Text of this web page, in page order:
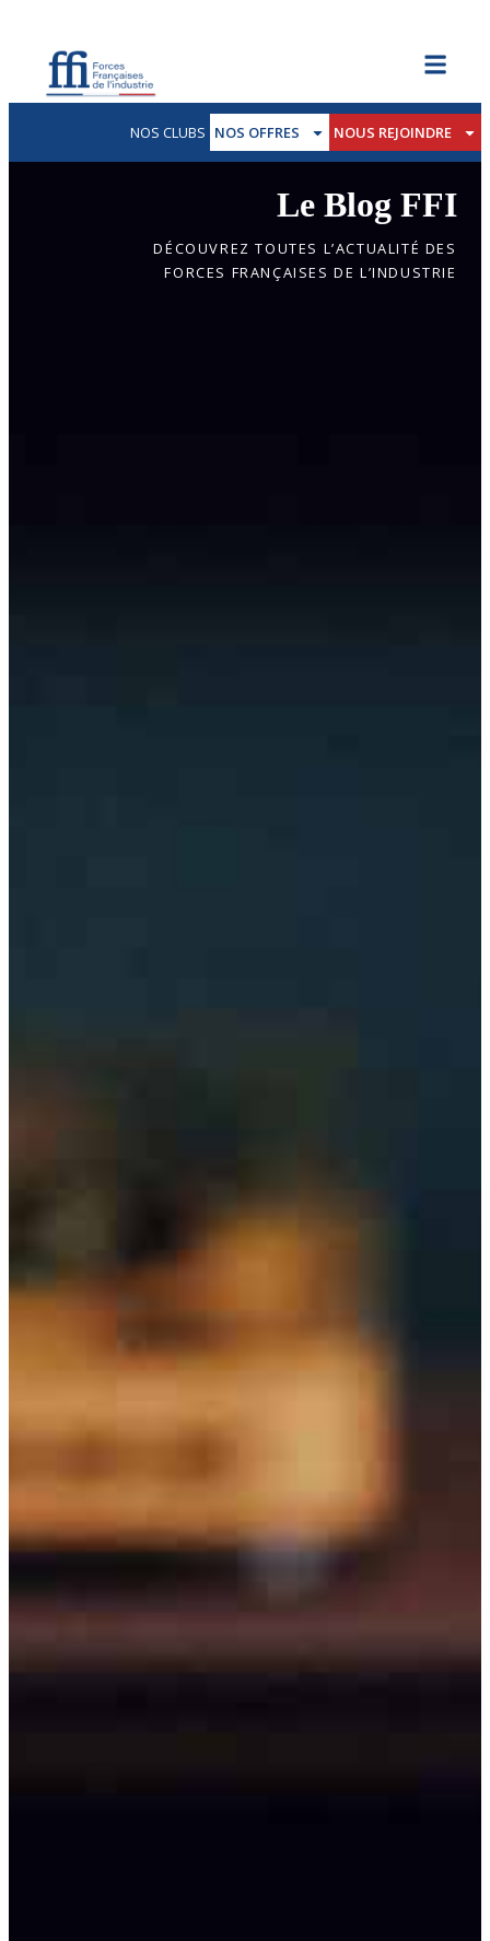
NOS CLUBS NOS OFFRES NOUS REJOINDRE
Le Blog FFI
DÉCOUVREZ TOUTES L’ACTUALITÉ DES
FORCES FRANÇAISES DE L’INDUSTRIE